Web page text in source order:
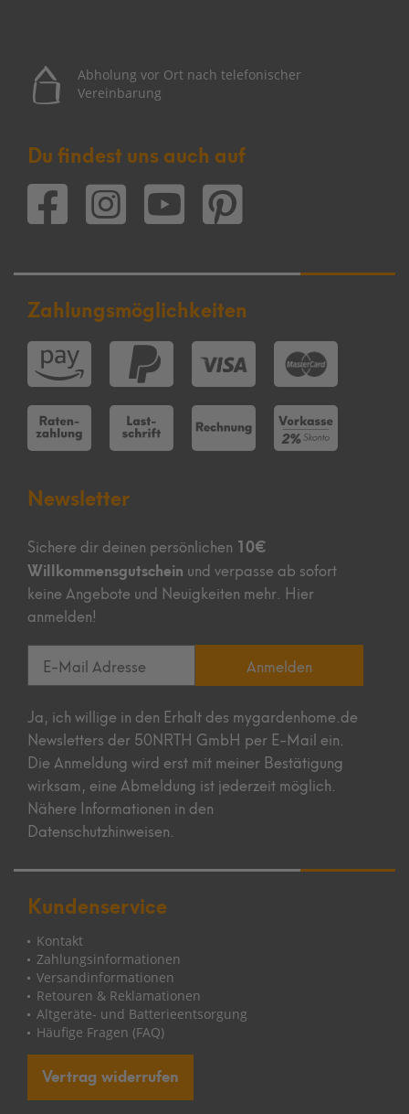
Abholung vor Ort nach telefonischer
Vereinbarung
Du findest uns auch auf
Zahlungsmöglichkeiten
Newsletter
Sichere dir deinen persönlichen 10€
Willkommensgutschein und verpasse ab sofort
keine Angebote und Neuigkeiten mehr. Hier
anmelden!
Anmelden
Ja, ich willige in den Erhalt des mygardenhome.de
Newsletters der 50NRTH GmbH per E-Mail ein.
Die Anmeldung wird erst mit meiner Bestätigung
wirksam, eine Abmeldung ist jederzeit möglich.
Nähere Informationen in den
Datenschutzhinweisen.
Kundenservice
Kontakt
Zahlungsinformationen
Versandinformationen
Retouren & Reklamationen
Altgeräte- und Batterieentsorgung
Häufige Fragen (FAQ)
Vertrag widerrufen